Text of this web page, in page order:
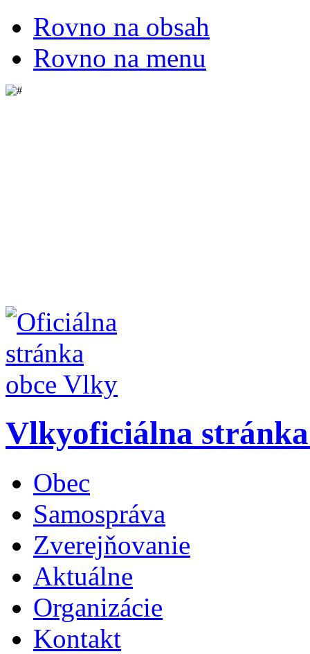
Rovno na obsah
Rovno na menu
Vlkyoficiálna
Obec
Samospráva
Zverejňovanie
Aktuálne
Organizácie
Kontakt